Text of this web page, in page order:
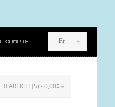
Fr
COMPTE
0 ARTICLE(S) - 0,00$